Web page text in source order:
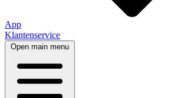
App
Klantenservice
Open main menu